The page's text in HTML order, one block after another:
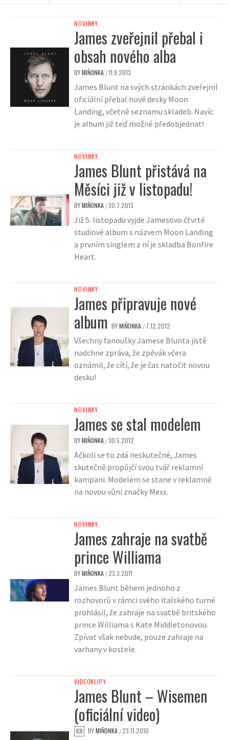
NOVINKY
James zveřejnil přebal i
obsah nového alba
BYMIŇONKA /11.9.2013
James Blunt na svých stránkách zveřejnil
oficiální přebal nové desky Moon
Landing, včetně seznamu skladeb. Navíc
je album již teď možné předobjednat!
NOVINKY
James Blunt přistává na
Měsíci již v listopadu!
BYMIŇONKA /30.7.2013
Již 5. listopadu vyjde Jamesovo čtvrté
studiové album s názvem Moon Landing
a prvním singlem z ní je skladba Bonfire
Heart.
NOVINKY
James připravuje nové
album BYMIŇONKA / 7.12.2012
Všechny fanoušky Jamese Blunta jistě
nadchne zpráva, že zpěvák včera
oznámil, že cítí, že je čas natočit novou
desku!
NOVINKY
James se stal modelem
BYMIŇONKA /30.5.2012
Ačkoli se to zdá neskutečné, James
skutečně propůjčí svou tvář reklamní
kampani. Modelem se stane v reklamně
na novou vůni značky Mexx.
NOVINKY
James zahraje na svatbě
prince Williama
BYMIŇONKA /23.3.2011
James Blunt během jednoho z
rozhovorů v rámci svého italského turné
prohlásil, že zahraje na svatbě britského
prince Williama s Kate Middletonovou.
Zpívat však nebude, pouze zahraje na
varhany v kostele.
VIDEOKLIPY
James Blunt – Wisemen
(oficiální video)
BYMIŇONKA /23.11.2010